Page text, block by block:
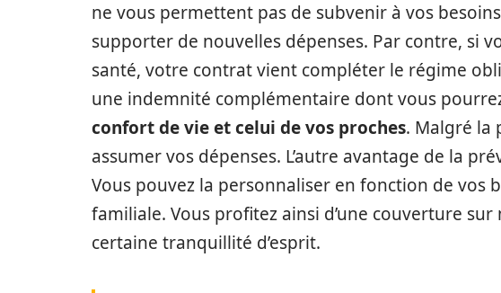
ne vous permettent pas de subvenir à vos
supporter de nouvelles dépenses. Par contre, si
santé, votre contrat vient compléter le régime
une indemnité complémentaire dont vous
confort de vie et celui de vos proches. Malgré la
assumer vos dépenses. L’autre avantage de la
Vous pouvez la personnaliser en fonction de vos
familiale. Vous profitez ainsi d’une couverture
certaine tranquillité d’esprit.